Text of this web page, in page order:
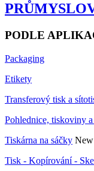
PODLE
Packaging
Etikety
Transferový tisk a
Pohlednice, tiskoviny
Tiskárna na sáčky New
Tisk - Kopírování -